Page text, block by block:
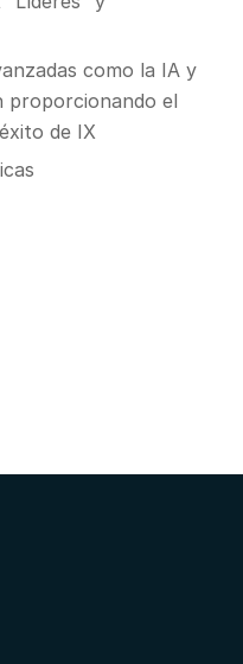
como la IA y
proporcionando el
de IX